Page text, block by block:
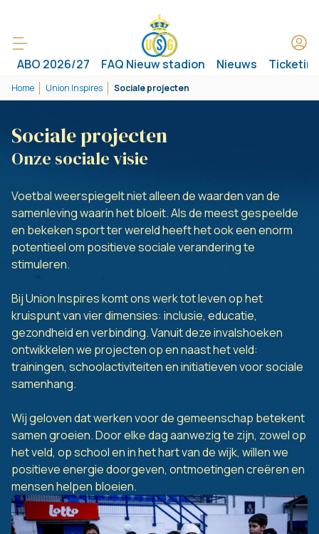
ABO 2026/27 FAQ Nieuw stadion Nieuws
Home Union Inspires Sociale projecten
Sociale projecten
Onze sociale visie
Voetbal weerspiegelt niet alleen de waarden van de
samenleving waarin het bloeit. Als de meest gespeelde
en bekeken sport ter wereld heeft het ook een enorm
potentieel om positieve sociale verandering te
stimuleren.
Bij Union Inspires komt ons werk tot leven op het
kruispunt van vier dimensies: inclusie, educatie,
gezondheid en verbinding. Vanuit deze invalshoeken
ontwikkelen we projecten op en naast het veld:
trainingen, schoolactiviteiten en initiatieven voor sociale
samenhang.
Wij geloven dat werken voor de gemeenschap betekent
samen groeien. Door elke dag aanwezig te zijn, zowel op
het veld, op school en in het hart van de wijk, willen we
positieve energie doorgeven, ontmoetingen creëren en
mensen helpen bloeien.